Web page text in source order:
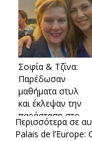
Σοφία & Τζίνα:
Παρέδωσαν
μαθήματα στυλ
και έκλεψαν την
παράσταση στο
συνέδριο
Περισσότερα σε
Palais de l’Europe: